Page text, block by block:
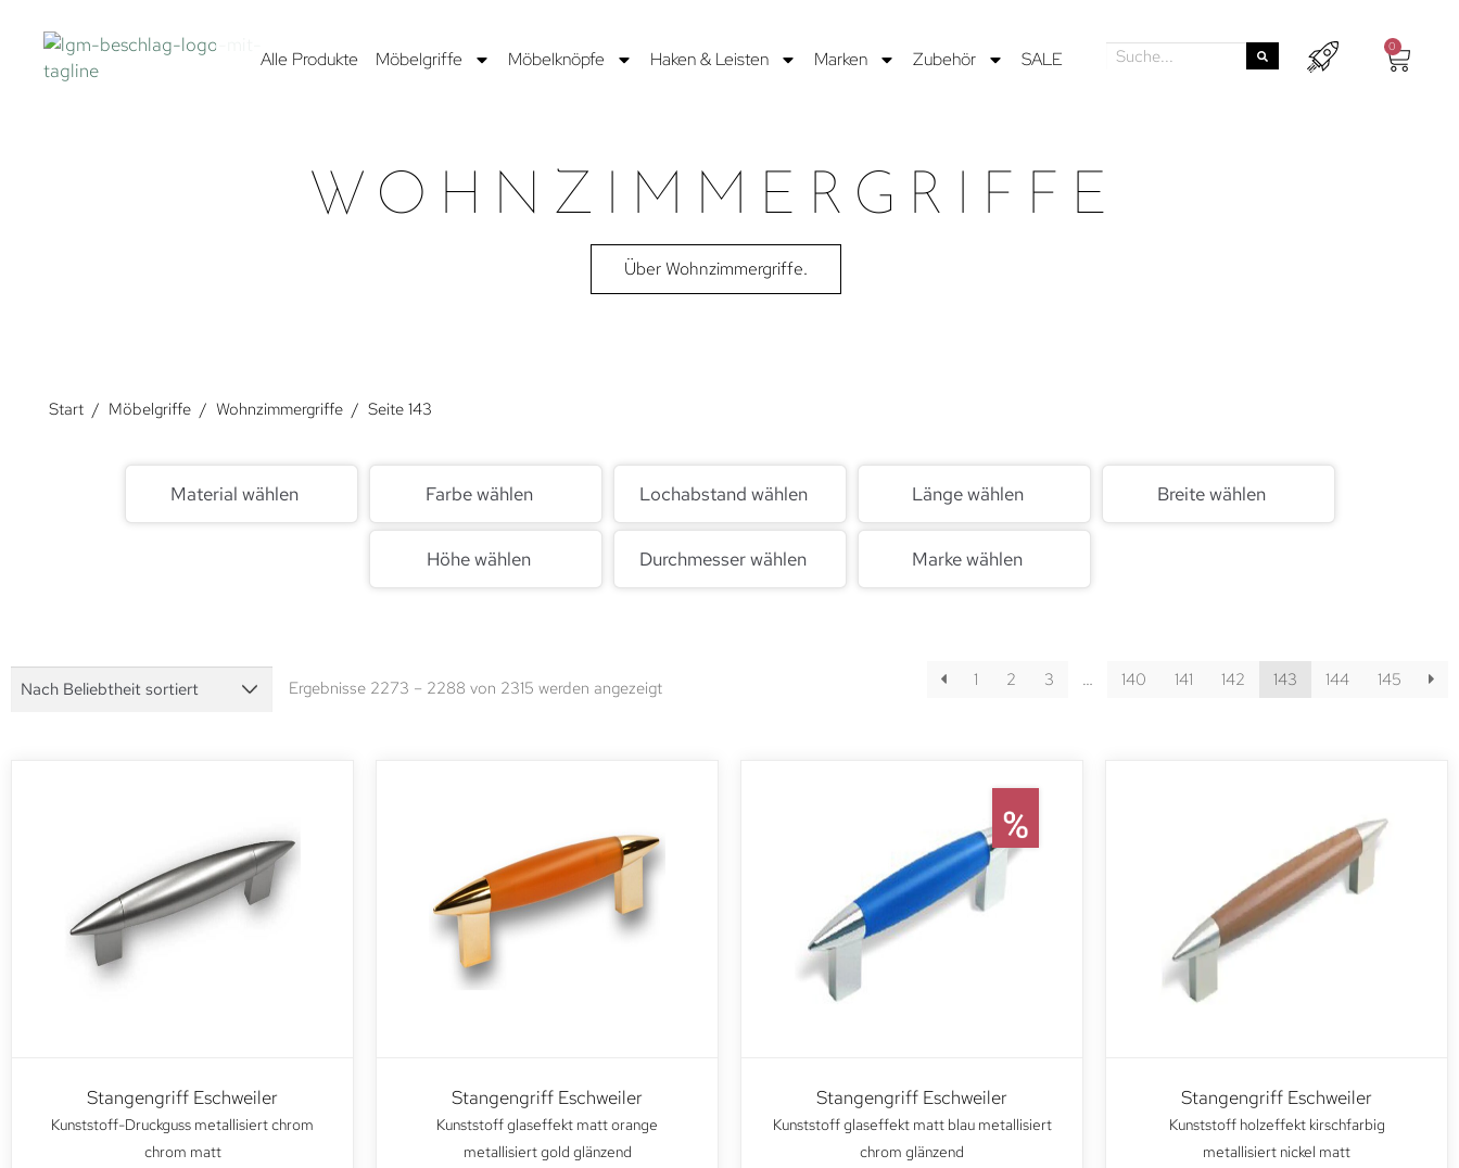
Alle Produkte Möbelgriffe Möbelknöpfe Haken & Leisten Marken Zubehör SALE
0
WOHNZIMMERGRIFFE
Über Wohnzimmergriffe.
Start / Möbelgriffe / Wohnzimmergriffe / Seite 143
Material wählen Farbe wählen Lochabstand wählen Länge wählen Breite wählen
Höhe wählen Durchmesser wählen Marke wählen
Ergebnisse 2273 – 2288 von 2315 werden angezeigt 1 2 3 … 140 141 142 143 144 145
Stangengriff Eschweiler
Kunststoff-Druckguss metallisiert chrom
chrom matt
Stangengriff Eschweiler
Kunststoff glaseffekt matt orange
metallisiert gold glänzend
Stangengriff Eschweiler
Kunststoff glaseffekt matt blau metallisiert
chrom glänzend
Stangengriff Eschweiler
Kunststoff holzeffekt kirschfarbig
metallisiert nickel matt